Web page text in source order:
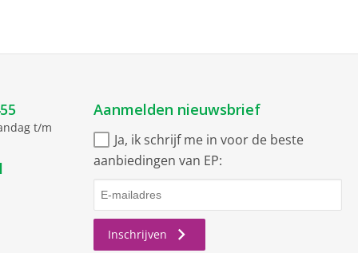
t/m
Aanmelden nieuwsbrief
Ja, ik schrijf me in voor de beste
aanbiedingen van EP:
Inschrijven